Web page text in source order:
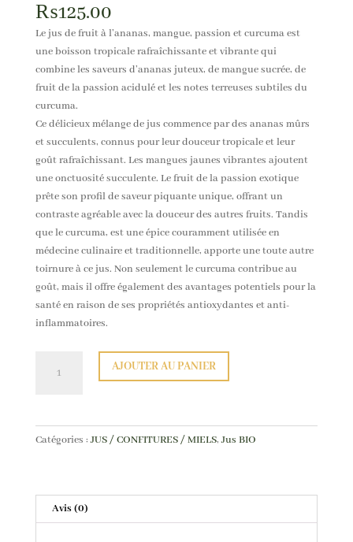
₨125.00
Le jus de fruit à l’ananas, mangue, passion et curcuma est
une boisson tropicale rafraîchissante et vibrante qui
combine les saveurs d’ananas juteux, de mangue sucrée, de
fruit de la passion acidulé et les notes terreuses subtiles du
curcuma.
Ce délicieux mélange de jus commence par des ananas mûrs
et succulents, connus pour leur douceur tropicale et leur
goût rafraîchissant. Les mangues jaunes vibrantes ajoutent
une onctuosité succulente. Le fruit de la passion exotique
prête son profil de saveur piquante unique, offrant un
contraste agréable avec la douceur des autres fruits. Tandis
que le curcuma, est une épice couramment utilisée en
médecine culinaire et traditionnelle, apporte une toute autre
toirnure à ce jus. Non seulement le curcuma contribue au
goût, mais il offre également des avantages potentiels pour la
santé en raison de ses propriétés antioxydantes et anti-
inflammatoires.
passion
curcuma
AJOUTER AU PANIER
Catégories :JUS / CONFITURES / MIELS,Jus BIO
Avis (0)